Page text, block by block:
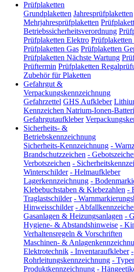
Prüfplaketten
Grundplaketten Jahresprüfplaketten
Mehrjahresprüfplaketten
Betriebssicherheitsverordnung
Prüfplaketten Elektro Prüfplaketten
Prüfplaketten Gas Prüfplaketten
Prüfplaketten Nächste Wartung
Prüftermin Prüfplaketten
Zubehör für Plaketten
Gefahrgut &
Verpackungskennzeichnung
Gefahrzettel GHS Aufkleber
Kennzeichen Natrium-Ionen-
Gefahrgutaufkleber
Sicherheits- &
Betriebskennzeichnung
Sicherheits-Kennzeichnung -
Brandschutzzeichen -
Verbotszeichen -
Winterschilder - Helmaufkleber
Lagerkennzeichnung -
Klebebuchstaben & Klebezahlen -
Traglastschilder -
Hinweisschilder -
Gasanlagen & Heizungsanlagen -
Hygiene- & Abstandshinweise -
Verhaltensregeln & Vorschriften
Maschinen- &
Elektrotechnik - Inventaraufkleber -
Rohrleitungskennzeichnung -
Produktkennzeichnung -